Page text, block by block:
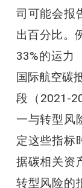
司可能会报
出百分比。
33%的运力
国际航空碳
段（2021-
一与转型风
定这些指标
据碳相关资
转型风险的